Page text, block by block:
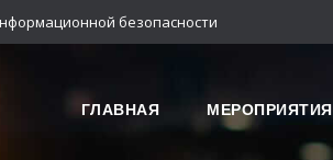
безопасности
ГЛАВНАЯ МЕРОПРИЯТИЯ